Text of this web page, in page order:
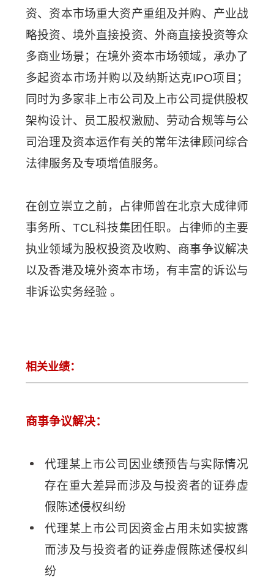
资、资本市场重大资产重组及并购、产业战
略投资、境外直接投资、外商直接投资等众
多商业场景；在境外资本市场领域，承办了
多起资本市场并购以及纳斯达克IPO项目；
同时为多家非上市公司及上市公司提供股权
架构设计、员工股权激励、劳动合规等与公
司治理及资本运作有关的常年法律顾问综合
法律服务及专项增值服务。
在创立崇立之前，占律师曾在北京大成律师
事务所、TCL科技集团任职。占律师的主要
执业领域为股权投资及收购、商事争议解决
以及香港及境外资本市场，有丰富的诉讼与
非诉讼实务经验 。
相关业绩：
商事争议解决：
代理某上市公司因业绩预告与实际情况
存在重大差异而涉及与投资者的证券虚
假陈述侵权纠纷
代理某上市公司因资金占用未如实披露
而涉及与投资者的证券虚假陈述侵权纠
纷